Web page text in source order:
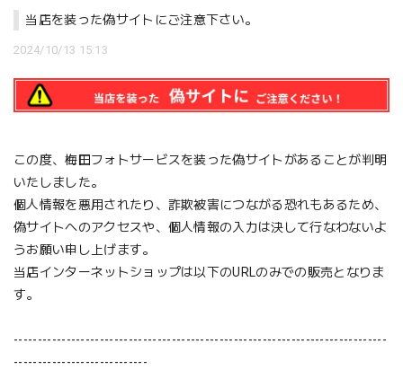
当店を装った偽サイトにご注意下さい。
2024/10/13 15:13
この度、梅田フォトサービスを装った偽サイトがあることが判明
いたしました。
個人情報を悪用されたり、詐欺被害につながる恐れもあるため、
偽サイトへのアクセスや、個人情報の入力は決して行なわないよ
うお願い申し上げます。
当店インターネットショップは以下のURLのみでの販売となりま
す。
------------------------------------------------------------------------------
----------------------------